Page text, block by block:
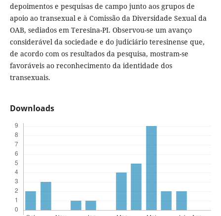
depoimentos e pesquisas de campo junto aos grupos de
apoio ao transexual e à Comissão da Diversidade Sexual da
OAB, sediados em Teresina-PI. Observou-se um avanço
considerável da sociedade e do judiciário teresinense que,
de acordo com os resultados da pesquisa, mostram-se
favoráveis ao reconhecimento da identidade dos
transexuais.
Downloads